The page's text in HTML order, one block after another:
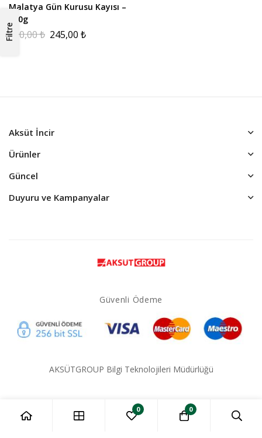
Filtre
Malatya Gün Kurusu Kayısı –
250g
430,00₺ 245,00 ₺
Aksüt İncir
Ürünler
Güncel
Duyuru ve Kampanyalar
Güvenli Ödeme
AKSÜTGROUP Bilgi Teknolojileri Müdürlüğü
0 0